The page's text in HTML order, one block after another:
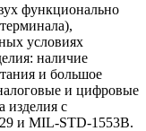
функционально
условиях
наличие
и большое
и цифровые
изделия с
и MIL-STD-1553B.